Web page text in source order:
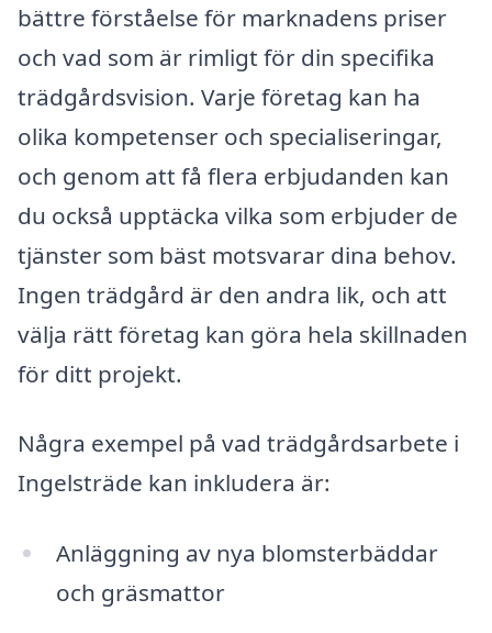
bättre förståelse för marknadens priser
och vad som är rimligt för din specifika
trädgårdsvision. Varje företag kan ha
olika kompetenser och specialiseringar,
och genom att få flera erbjudanden kan
du också upptäcka vilka som erbjuder de
tjänster som bäst motsvarar dina behov.
Ingen trädgård är den andra lik, och att
välja rätt företag kan göra hela skillnaden
för ditt projekt.
Några exempel på vad trädgårdsarbete i
Ingelsträde kan inkludera är:
Anläggning av nya blomsterbäddar
och gräsmattor